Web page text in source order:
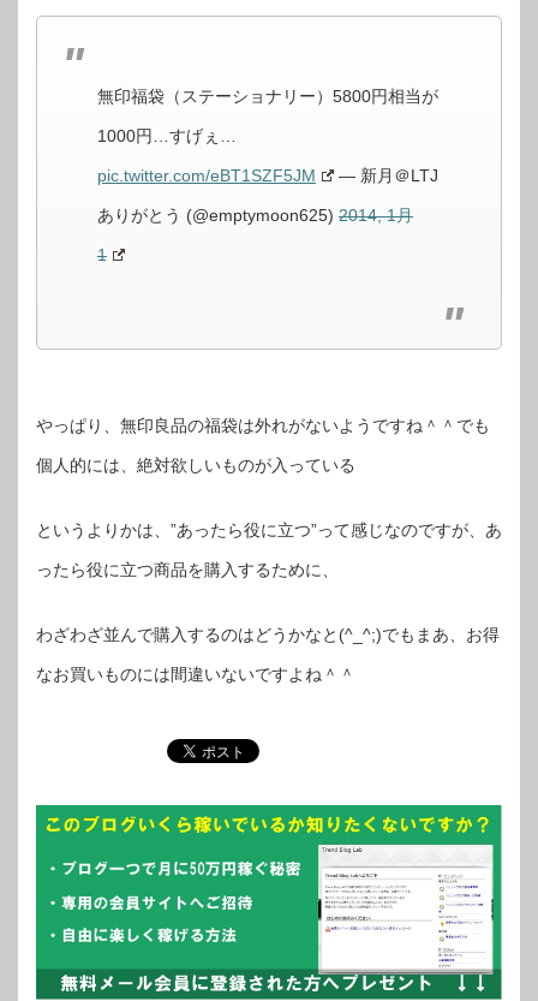
無印福袋（ステーショナリー）5800円相当が
1000円…すげぇ…
pic.twitter.com/eBT1SZF5JM — 新月＠LTJ
ありがとう (@emptymoon625) 2014, 1月
1
やっぱり、無印良品の福袋は外れがないようですね＾＾でも
個人的には、絶対欲しいものが入っている
というよりかは、”あったら役に立つ”って感じなのですが、あ
ったら役に立つ商品を購入するために、
わざわざ並んで購入するのはどうかなと(^_^;)でもまあ、お得
なお買いものには間違いないですよね＾＾